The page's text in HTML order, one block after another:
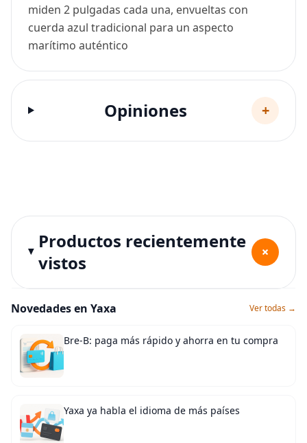
miden 2 pulgadas cada una, envueltas con
cuerda azul tradicional para un aspecto
marítimo auténtico
Opiniones +
Productos recientemente
vistos
+
Novedades en Yaxa Ver todas →
Bre-B: paga más rápido y ahorra en tu compra
Yaxa ya habla el idioma de más países